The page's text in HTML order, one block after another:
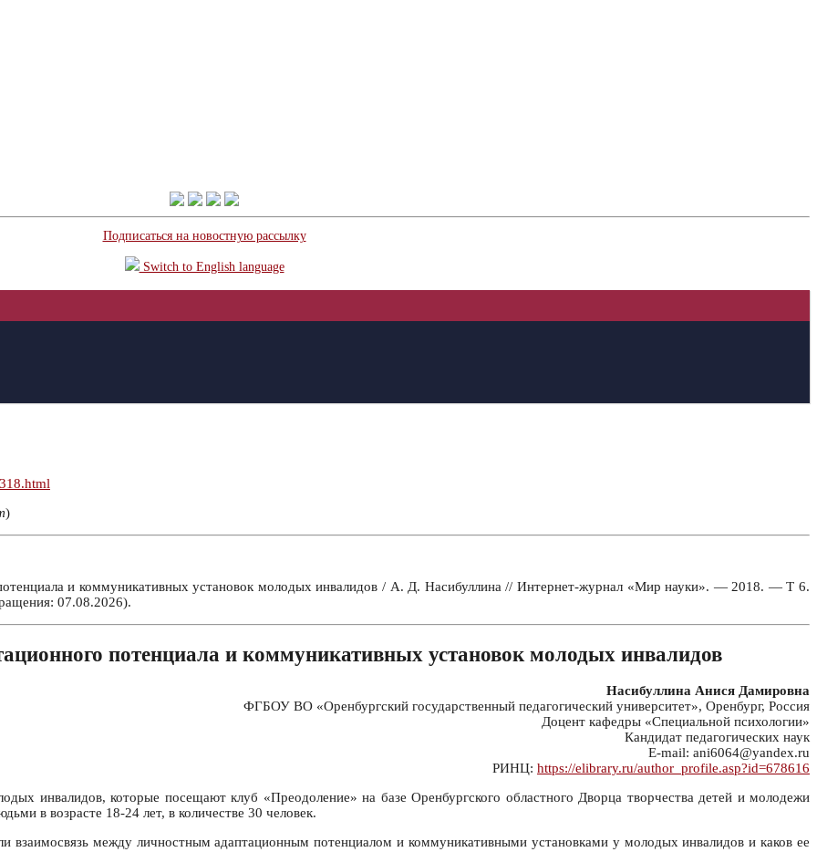
Подписаться на новостную рассылку
Switch to English language
)
и коммуникативных установок молодых инвалидов / А. Д. Насибуллина // Интернет-журнал «Мир науки». — 2018. — Т 6.
07.08.2026).
потенциала и коммуникативных установок молодых инвалидов
Насибуллина Анися Дамировна
ФГБОУ ВО «Оренбургский государственный педагогический университет», Оренбург, Россия
Доцент кафедры «Специальной психологии»
Кандидат педагогических наук
Е-mail: ani6064@yandex.ru
РИНЦ: https://elibrary.ru/author_profile.asp?id=678616
инвалидов, которые посещают клуб «Преодоление» на базе Оренбургского областного Дворца творчества детей и молодежи
в возрасте 18-24 лет, в количестве 30 человек.
взаимосвязь между личностным адаптационным потенциалом и коммуникативными установками у молодых инвалидов и каков ее